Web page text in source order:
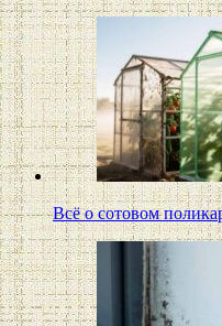
Всё о сотовом